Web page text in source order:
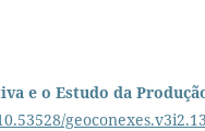
e o Estudo da